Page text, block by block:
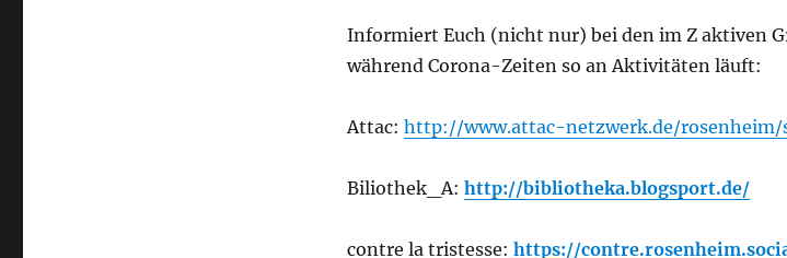
Informiert Euch (nicht nur) bei den im Z aktiven
während Corona-Zeiten so an Aktivitäten läuft:
Attac: http://www.attac-netzwerk.de/
Biliothek_A: http://bibliotheka.blogsport.de/
contre la tristesse: https://